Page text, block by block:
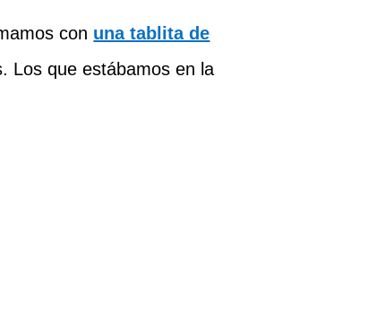
con una tablita de
Los que estábamos en la